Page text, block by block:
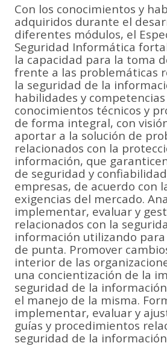
Con los conocimientos y
adquiridos durante el
diferentes módulos, el
Seguridad Informática
la capacidad para la toma
frente a las problemáticas
la seguridad de la
habilidades y
conocimientos técnicos y
de forma integral, con
aportar a la solución de
relacionados con la
información, que
de seguridad y
empresas, de acuerdo con
exigencias del mercado.
implementar, evaluar y
relacionados con la
información utilizando
de punta. Promover
interior de las
una concientización de la
seguridad de la
el manejo de la misma.
implementar, evaluar y
guías y procedimientos
seguridad de la